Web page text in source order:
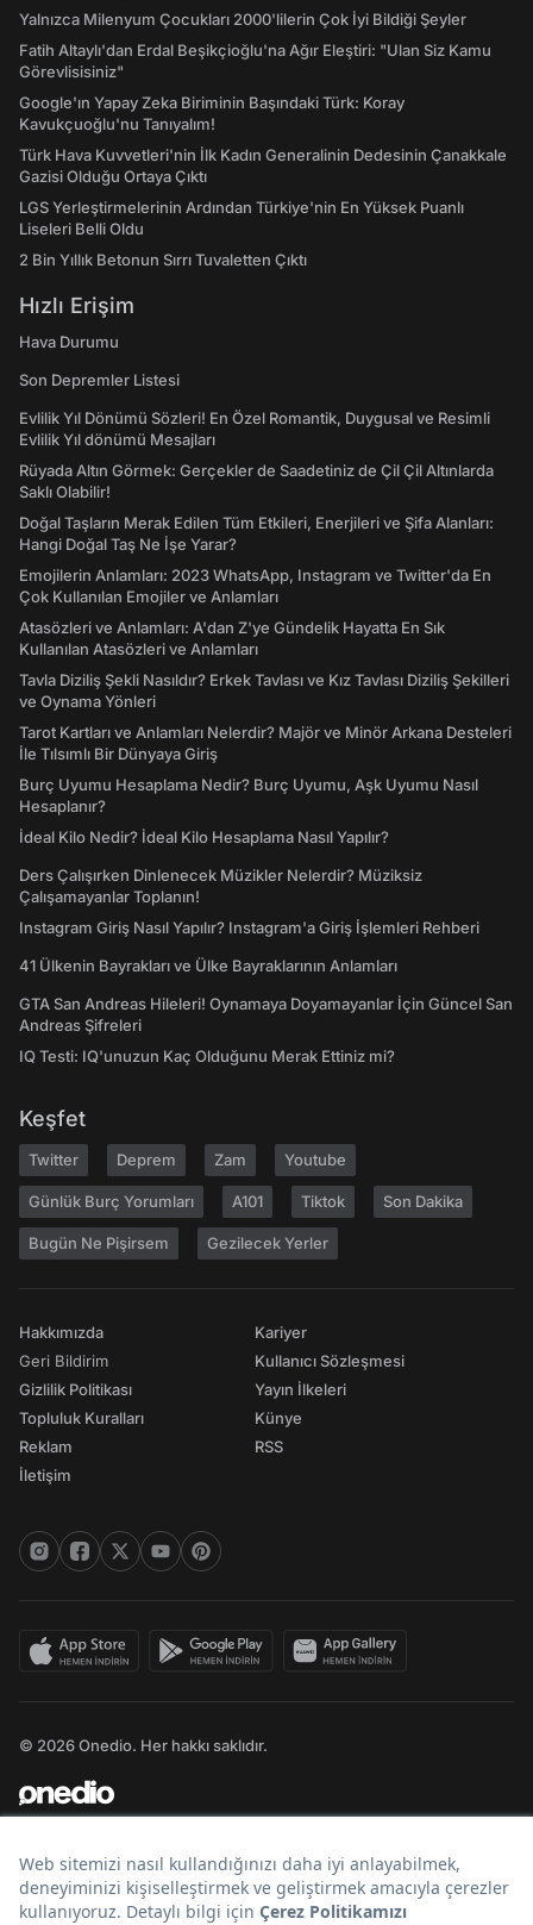
Yalnızca Milenyum Çocukları 2000'lilerin Çok İyi Bildiği Şeyler
Fatih Altaylı'dan Erdal Beşikçioğlu'na Ağır Eleştiri: "Ulan Siz Kamu
Görevlisisiniz"
Google'ın Yapay Zeka Biriminin Başındaki Türk: Koray
Kavukçuoğlu'nu Tanıyalım!
Türk Hava Kuvvetleri'nin İlk Kadın Generalinin Dedesinin Çanakkale
Gazisi Olduğu Ortaya Çıktı
LGS Yerleştirmelerinin Ardından Türkiye'nin En Yüksek Puanlı
Liseleri Belli Oldu
2 Bin Yıllık Betonun Sırrı Tuvaletten Çıktı
Hızlı Erişim
Hava Durumu
Son Depremler Listesi
Evlilik Yıl Dönümü Sözleri! En Özel Romantik, Duygusal ve Resimli
Evlilik Yıl dönümü Mesajları
Rüyada Altın Görmek: Gerçekler de Saadetiniz de Çil Çil Altınlarda
Saklı Olabilir!
Doğal Taşların Merak Edilen Tüm Etkileri, Enerjileri ve Şifa Alanları:
Hangi Doğal Taş Ne İşe Yarar?
Emojilerin Anlamları: 2023 WhatsApp, Instagram ve Twitter'da En
Çok Kullanılan Emojiler ve Anlamları
Atasözleri ve Anlamları: A'dan Z'ye Gündelik Hayatta En Sık
Kullanılan Atasözleri ve Anlamları
Tavla Diziliş Şekli Nasıldır? Erkek Tavlası ve Kız Tavlası Diziliş Şekilleri
ve Oynama Yönleri
Tarot Kartları ve Anlamları Nelerdir? Majör ve Minör Arkana Desteleri
İle Tılsımlı Bir Dünyaya Giriş
Burç Uyumu Hesaplama Nedir? Burç Uyumu, Aşk Uyumu Nasıl
Hesaplanır?
İdeal Kilo Nedir? İdeal Kilo Hesaplama Nasıl Yapılır?
Ders Çalışırken Dinlenecek Müzikler Nelerdir? Müziksiz
Çalışamayanlar Toplanın!
Instagram Giriş Nasıl Yapılır? Instagram'a Giriş İşlemleri Rehberi
41 Ülkenin Bayrakları ve Ülke Bayraklarının Anlamları
GTA San Andreas Hileleri! Oynamaya Doyamayanlar İçin Güncel San
Andreas Şifreleri
IQ Testi: IQ'unuzun Kaç Olduğunu Merak Ettiniz mi?
Keşfet
Twitter Deprem Zam Youtube
Günlük Burç Yorumları A101 Tiktok Son Dakika
Bugün Ne Pişirsem Gezilecek Yerler
Hakkımızda
Geri Bildirim
Gizlilik Politikası
Topluluk Kuralları
Reklam
İletişim
Kariyer
Kullanıcı Sözleşmesi
Yayın İlkeleri
Künye
RSS
© 2026 Onedio. Her hakkı saklıdır.
Bir markasıdır.